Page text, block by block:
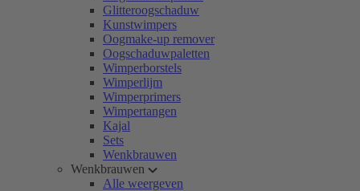
Glitteroogschaduw
Kunstwimpers
Oogmake-up remover
Oogschaduwpaletten
Wimperborstels
Wimperlijm
Wimperprimers
Wimpertangen
Kajal
Sets
Wenkbrauwen
Wenkbrauwen
Alle weergeven